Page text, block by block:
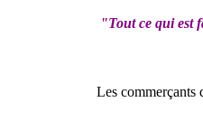
"Tout ce qui est
Les commerçants